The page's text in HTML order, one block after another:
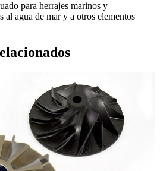
para herrajes marinos y
al agua de mar y a otros elementos